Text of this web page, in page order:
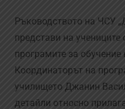
Ръководството на ЧСУ
представи на
програмите за обучение
Координаторът на
училището Джанин
детайли относно